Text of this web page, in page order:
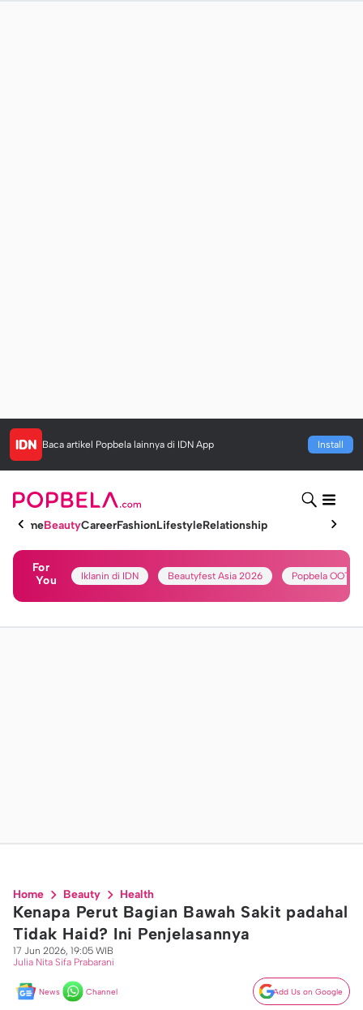
Baca artikel Popbela lainnya di IDN App Install
HomeBeautyCareerFashionLifestyleRelationship
For
You
Iklanin di IDN Beautyfest Asia 2026 Popbela OOTD
Home Beauty Health
Kenapa Perut Bagian Bawah Sakit padahal
Tidak Haid? Ini Penjelasannya
17 Jun 2026, 19:05 WIB
Julia Nita Sifa Prabarani
News Channel Add Us on Google